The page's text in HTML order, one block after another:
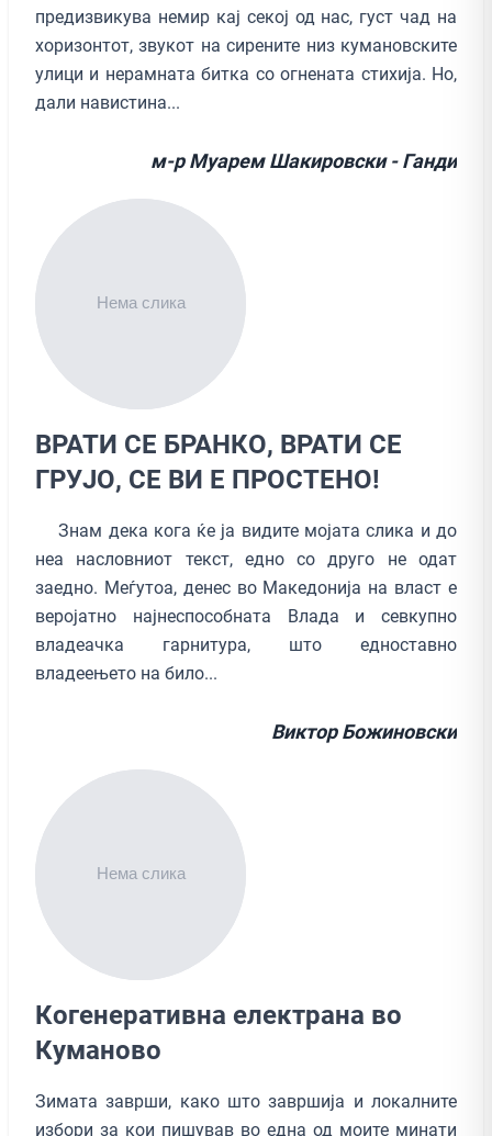
предизвикува немир кај секој од нас, густ чад на
хоризонтот, звукот на сирените низ кумановските
улици и нерамната битка со огнената стихија. Но,
дали навистина...
м-р Муарем Шакировски - Ганди
ВРАТИ СЕ БРАНКО, ВРАТИ СЕ
ГРУЈО, СЕ ВИ Е ПРОСТЕНО!
Знам дека кога ќе ја видите мојата слика и до
неа насловниот текст, едно со друго не одат
заедно. Меѓутоа, денес во Македонија на власт е
веројатно најнеспособната Влада и севкупно
владеачка гарнитура, што едноставно
владеењето на било...
Виктор Божиновски
Когенеративна електрана во
Куманово
Зимата заврши, како што завршија и локалните
избори за кои пишував во една од моите минати